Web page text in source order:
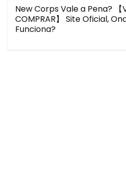
New Corps Vale a Pena? 【
COMPRAR】 Site Oficial,
Funciona?